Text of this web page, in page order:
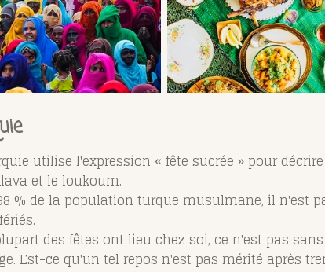
utilise l'expression « fête sucrée » pour
et le loukoum.
% de la population turque musulmane, il n'est
des fêtes ont lieu chez soi, ce n'est pas
Est-ce qu'un tel repos n'est pas mérité après